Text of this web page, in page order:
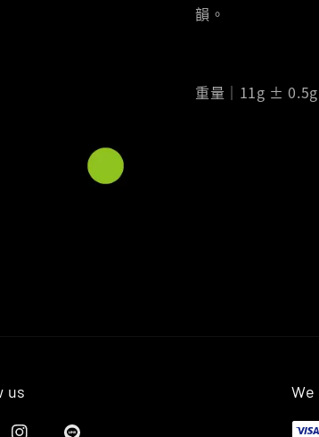
韻。
重量｜11g ± 0.5g
us